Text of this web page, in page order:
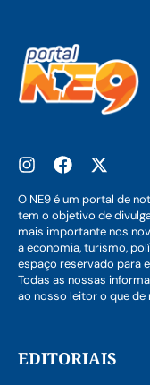
O NE9 é um portal de
tem o objetivo de
mais importante nos
a economia, turismo,
espaço reservado para
Todas as nossas
ao nosso leitor o que
EDITORIAIS